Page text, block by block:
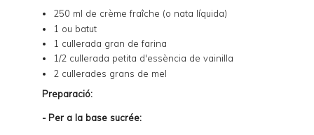
250 ml de crème fraîche (o nata líquida)
1 ou batut
1 cullerada gran de farina
1/2 cullerada petita d'essència de vainilla
2 cullerades grans de mel
Preparació:
- Per a la base sucrée: